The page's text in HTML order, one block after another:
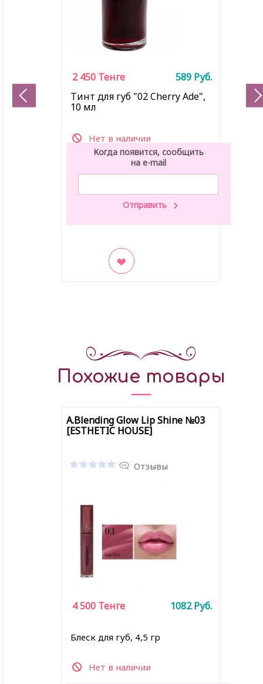
Тинт для губ "02 Cherry Ade",
10 мл
Нет в наличии
2 450 Тенге 589 Руб.
Когда появится, сообщить
на e-mail
Похожие товары
A.Blending Glow Lip Shine №03
[ESTHETIC HOUSE]
Отзывы
Блеск для губ, 4,5 гр
Нет в наличии
4 500 Тенге 1082Руб.